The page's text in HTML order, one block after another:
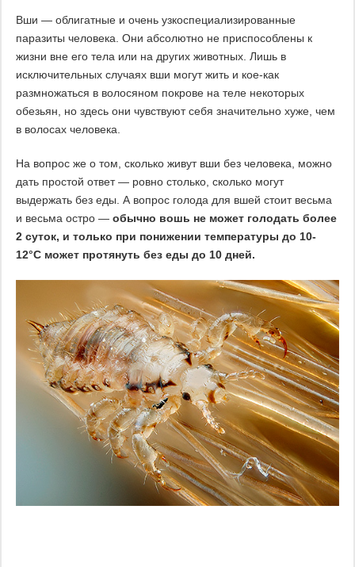
Вши — облигатные и очень узкоспециализированные
паразиты человека. Они абсолютно не приспособлены к
жизни вне его тела или на других животных. Лишь в
исключительных случаях вши могут жить и кое-как
размножаться в волосяном покрове на теле некоторых
обезьян, но здесь они чувствуют себя значительно хуже, чем
в волосах человека.
На вопрос же о том, сколько живут вши без человека, можно
дать простой ответ — ровно столько, сколько могут
выдержать без еды. А вопрос голода для вшей стоит весьма
и весьма остро — обычно вошь не может голодать более
2 суток, и только при понижении температуры до 10-
12°С может протянуть без еды до 10 дней.